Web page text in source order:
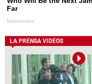
LA PRENSA VIDEOS